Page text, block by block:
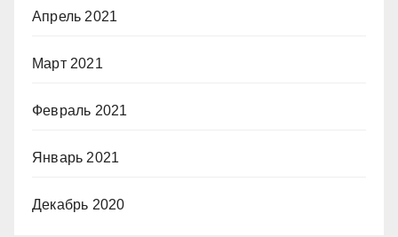
Апрель 2021
Март 2021
Февраль 2021
Январь 2021
Декабрь 2020